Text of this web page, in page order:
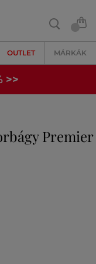
OUTLET MÁRKÁK
>>
Premier